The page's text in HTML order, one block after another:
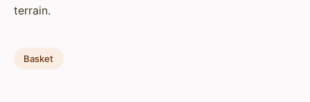
terrain.
Basket